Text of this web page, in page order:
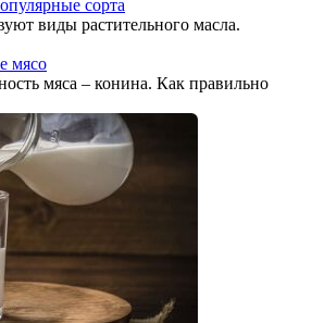
сорта
виды растительного масла.
мясо
мяса – конина. Как правильно